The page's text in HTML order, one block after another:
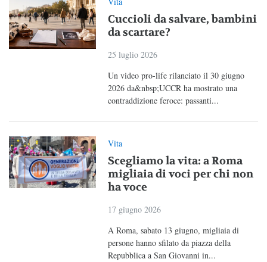
Cuccioli da salvare, bambini
da scartare?
25 luglio 2026
Un video pro-life rilanciato il 30 giugno
2026 da&nbsp;UCCR ha mostrato una
contraddizione feroce: passanti...
Vita
Scegliamo la vita: a Roma
migliaia di voci per chi non
ha voce
17 giugno 2026
A Roma, sabato 13 giugno, migliaia di
persone hanno sfilato da piazza della
Repubblica a San Giovanni in...